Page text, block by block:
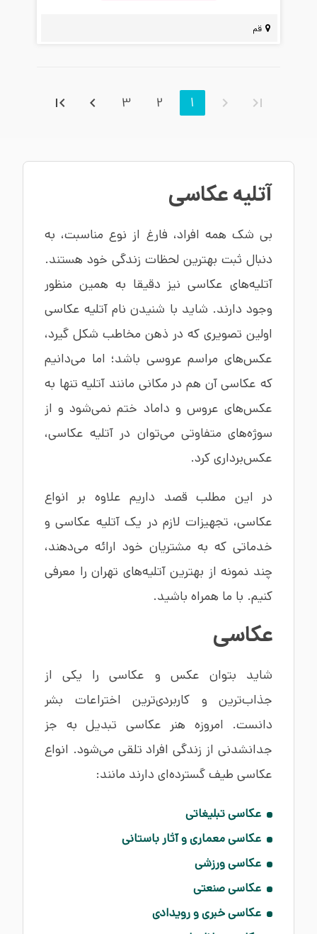
قم
1
2
3
آتلیه عکاسی
بی شک همه افراد، فارغ از نوع مناسبت، به
دنبال ثبت بهترین لحظات زندگی خود هستند.
آتلیه‌های عکاسی نیز دقیقا به همین منظور
وجود دارند. شاید با شنیدن نام آتلیه عکاسی
اولین تصویری که در ذهن مخاطب شکل گیرد،
عکس‌های مراسم عروسی باشد؛ اما می‌دانیم
که عکاسی آن هم در مکانی مانند آتلیه تنها به
عکس‌های عروس و داماد ختم نمی‌شود و از
سوژه‌های متفاوتی می‌توان در آتلیه عکاسی،
عکس‌برداری کرد.
در این مطلب قصد داریم علاوه بر انواع
عکاسی، تجهیزات لازم در یک آتلیه عکاسی و
خدماتی که به مشتریان خود ارائه می‌دهند،
چند نمونه از بهترین آتلیه‌های تهران را معرفی
کنیم. با ما همراه باشید.
عکاسی
شاید بتوان عکس و عکاسی را یکی از
جذاب‌ترین و کاربردی‌ترین اختراعات بشر
دانست. امروزه هنر عکاسی تبدیل به جز
جدانشدنی از زندگی افراد تلقی می‌شود. انواع
عکاسی طیف‌ گسترده‌ای دارند مانند:
عکاسی تبلیغاتی
عکاسی معماری و آثار باستانی
عکاسی ورزشی
عکاسی صنعتی
عکاسی خبری و رویدادی